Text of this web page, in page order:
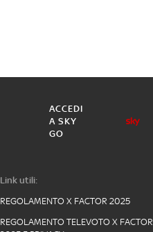
ACCEDI
A SKY
GO
Link utili:
REGOLAMENTO X FACTOR 2025
REGOLAMENTO TELEVOTO X FACTOR